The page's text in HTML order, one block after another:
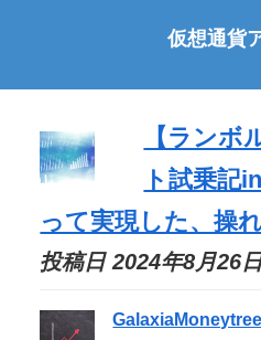
仮想通貨
【ランボ
ト試乗記
って実現した、操
投稿日 2024年8月26